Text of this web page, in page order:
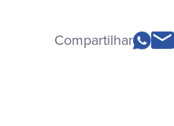
Compartilhar